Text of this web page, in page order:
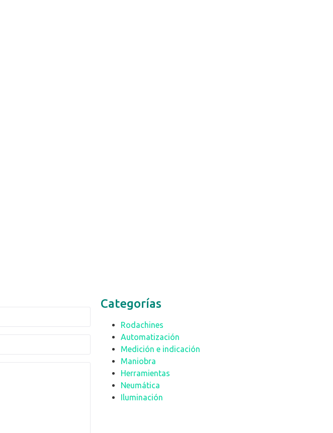
Categorías
Rodachines
Automatización
Medición e indicación
Maniobra
Herramientas
Neumática
Iluminación